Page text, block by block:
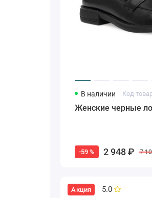
В наличии
Женские черные
-59 % 2 948 ₽ 7
Акция 5.0